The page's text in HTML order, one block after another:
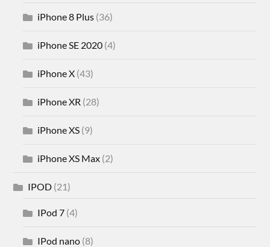
iPhone 8 Plus (36)
iPhone SE 2020 (4)
iPhone X (43)
iPhone XR (28)
iPhone XS (9)
iPhone XS Max (2)
IPOD (21)
IPod 7 (4)
IPod nano (8)